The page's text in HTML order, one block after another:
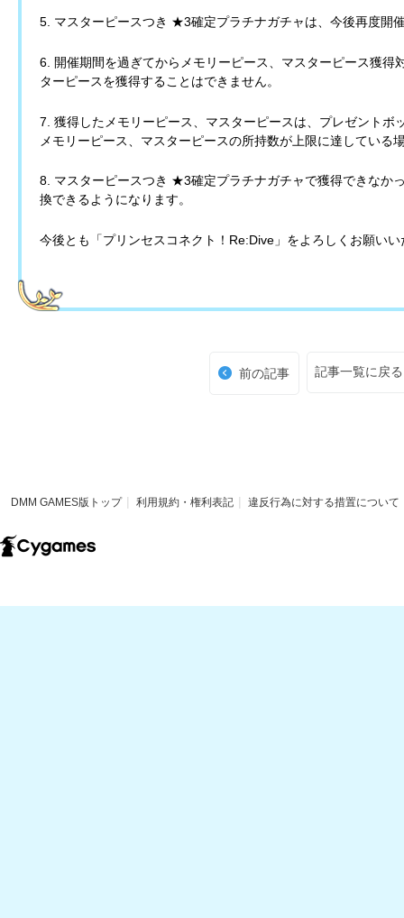
5. マスターピースつき ★3確定プラチナガチャは、今後再度開
6. 開催期間を過ぎてからメモリーピース、マスターピース獲得
ターピースを獲得することはできません。
7. 獲得したメモリーピース、マスターピースは、プレゼントボ
メモリーピース、マスターピースの所持数が上限に達している
8. マスターピースつき ★3確定プラチナガチャで獲得できなか
換できるようになります。
今後とも「プリンセスコネクト！Re:Dive」をよろしくお願いい
前の記事 記事一覧に戻る
DMM GAMES版トップ 利用規約・権利表記 違反行為に対する措置について